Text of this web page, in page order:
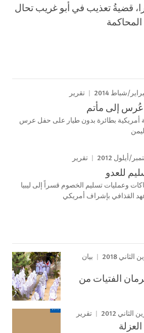
قضيةُ تعذيب في أبو غريب تحال
تقرير
إلى مأتم
أمريكية بطائرة بدون طيار على حفل عرس
تقرير
للعدو
وعمليات تسليم الخصوم قسراً إلى ليبيا
القذافي بإشراف أمريكي
بيان
الفتيات من
تقرير